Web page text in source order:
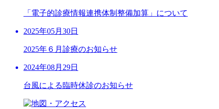
「電子的診療情報連携体制整備加算」について
2025年05月30日
2025年６月診療のお知らせ
2024年08月29日
台風による臨時休診のお知らせ